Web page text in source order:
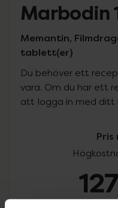
Marbodin
Memantin,
tablett(er)
Du behöver ett
vara. Om du har ett
att logga in med ditt